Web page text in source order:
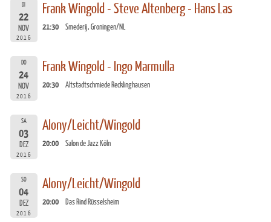
DI
22
NOV
2016
Frank Wingold - Steve Altenberg - Hans Las
21:30 Smederij, Groningen/NL
DO
24
NOV
2016
Frank Wingold - Ingo Marmulla
20:30 Altstadtschmiede Recklinghausen
SA
03
DEZ
2016
Alony/Leicht/Wingold
20:00 Salon de Jazz Köln
SO
04
DEZ
2016
Alony/Leicht/Wingold
20:00 Das Rind Rüsselsheim